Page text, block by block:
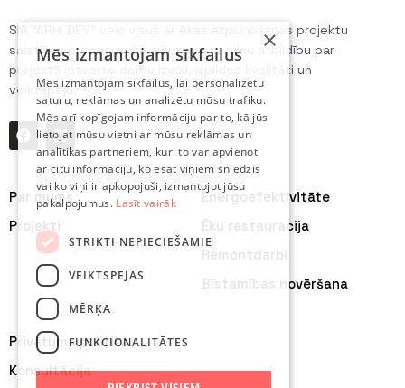
SIA “ARHI DEV” veic visus ar ēkas atjaunošanas projektu
saistītos procesus, kā arī uzņemas pilnu atbildību par
projektā ietverto darbu izvēli, izpildes kvalitāti un
veiktspēju.
Par mums
Projekti
Energoefektivitāte
Ēku restaurācija
Remontdarbi
Bīstamības novēršana
Privātuma politika
Konsultācija
×
Mēs izmantojam sīkfailus
Mēs izmantojam sīkfailus, lai personalizētu
saturu, reklāmas un analizētu mūsu trafiku.
Mēs arī kopīgojam informāciju par to, kā jūs
lietojat mūsu vietni ar mūsu reklāmas un
analītikas partneriem, kuri to var apvienot
ar citu informāciju, ko esat viņiem sniedzis
vai ko viņi ir apkopojuši, izmantojot jūsu
pakalpojumus. Lasīt vairāk
STRIKTI NEPIECIEŠAMIE
VEIKTSPĒJAS
MĒRĶA
FUNKCIONALITĀTES